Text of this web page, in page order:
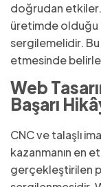
doğrudan etkiler.
üretimde olduğu
sergilemelidir.
etmesinde
Web
Başarı
CNC ve talaşlı
kazanmanın en
gerçekleştirilen